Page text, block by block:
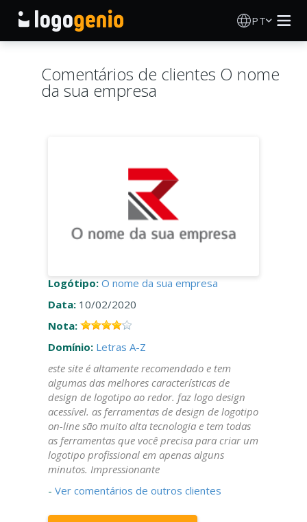
PT
Gerador de logótipos IA
Produtos impressos
INICIAR SESSÃO
Comentários de clientes O nome
da sua empresa
Logótipo: O nome da sua empresa
Data: 10/02/2020
Nota:
Domínio: Letras A-Z
este site é altamente recomendado e tem
algumas das melhores características de
design de logotipo ao redor. faz logo design
acessível. as ferramentas de design de logotipo
on-line são muito alta tecnologia e tem todas
as ferramentas que você precisa para criar um
logotipo profissional em apenas alguns
minutos. Impressionante
- Ver comentários de outros clientes